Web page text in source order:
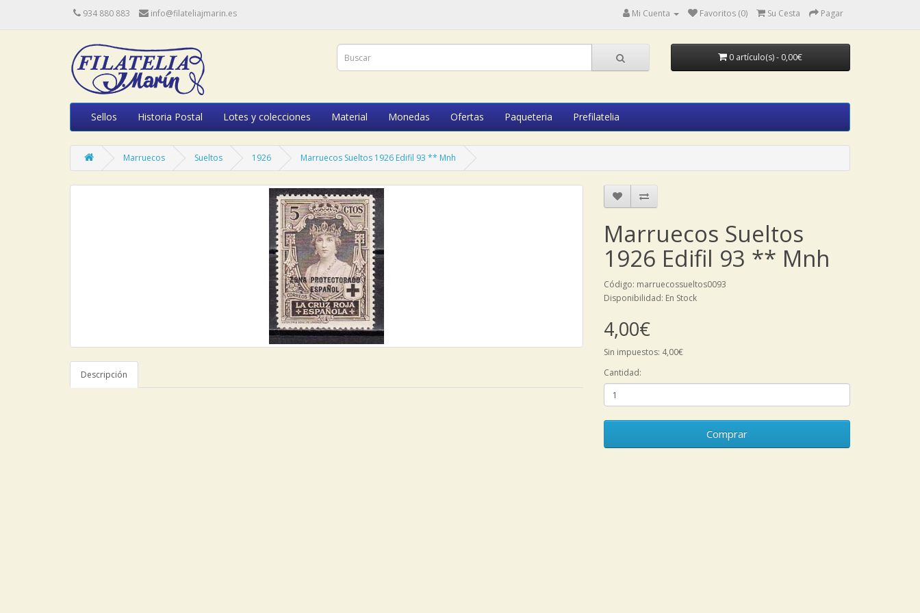
934 880 883 info@filateliajmarin.es Mi Cuenta Favoritos (0) Su Cesta Pagar
0 artículo(s) - 0,00€
Sellos Historia Postal Lotes y colecciones Material Monedas Ofertas Paqueteria Prefilatelia
Marruecos Sueltos 1926 Marruecos Sueltos 1926 Edifil 93 ** Mnh
Descripción
Marruecos Sueltos
1926 Edifil 93 ** Mnh
Código: marruecossueltos0093
Disponibilidad: En Stock
4,00€
Sin impuestos: 4,00€
Cantidad:
Comprar